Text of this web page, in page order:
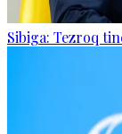
Sibiga: Tezroq